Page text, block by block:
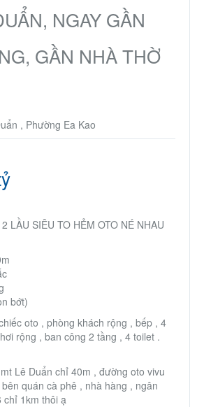
NGAY GẦN
GẦN NHÀ THỜ
, Phường Ea Kao
LẦU SIÊU TO HẺM OTO NÉ NHAU
bớt)
oto , phòng khách rộng , bếp , 4
rộng , ban công 2 tầng , 4 toilet .
Lê Duẩn chỉ 40m , đường oto vivu
quán cà phê , nhà hàng , ngân
chỉ 1km thôi ạ